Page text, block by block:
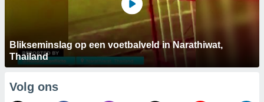
Blikseminslag op een voetbalveld in Narathiwat,
Thailand
Volg ons